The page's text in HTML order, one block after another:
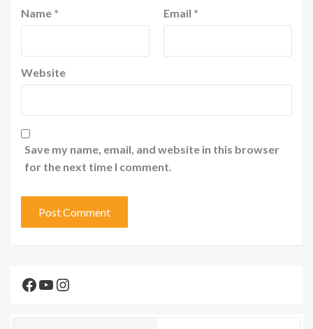
Name * Email *
Website
Save my name, email, and website in this browser
for the next time I comment.
Facebook
YouTube
Instagram